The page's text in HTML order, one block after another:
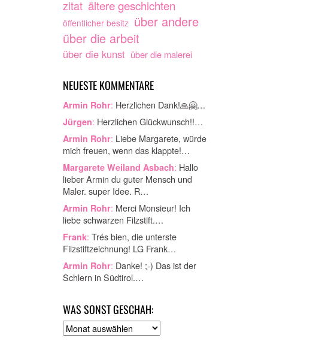
zitat ältere geschichten
öffentlicher besitz über andere
über die arbeit
über die kunst über die malerei
NEUESTE KOMMENTARE
Armin Rohr: Herzlichen Dank!🙏🤗…
Jürgen: Herzlichen Glückwunsch!!…
Armin Rohr: Liebe Margarete, würde
mich freuen, wenn das klappte!…
Margarete Weiland Asbach: Hallo
lieber Armin du guter Mensch und
Maler. super Idee. R…
Armin Rohr: Merci Monsieur! Ich
liebe schwarzen Filzstift.…
Frank: Trés bien, die unterste
Filzstiftzeichnung! LG Frank…
Armin Rohr: Danke! ;-) Das ist der
Schlern in Südtirol.…
WAS SONST GESCHAH:
A